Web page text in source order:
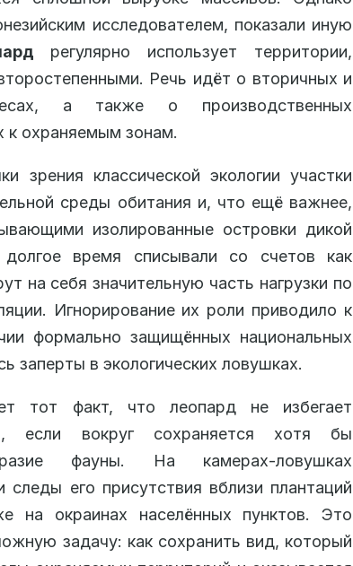
исследователем, показали иную
регулярно использует территории,
Речь идёт о вторичных и
а также о производственных
охраняемым зонам.
зрения классической экологии участки
среды обитания и, что ещё важнее,
изолированные островки дикой
время списывали со счетов как
на себя значительную часть нагрузки по
Игнорирование их роли приводило к
формально защищённых национальных
заперты в экологических ловушках.
тот факт, что леопард не избегает
если вокруг сохраняется хотя бы
фауны. На камерах-ловушках
следы его присутствия вблизи плантаций
на окраинах населённых пунктов. Это
задачу: как сохранить вид, который